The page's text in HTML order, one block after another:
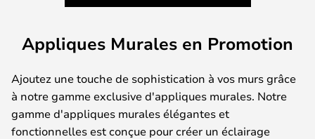
Appliques Murales en Promotion
Ajoutez une touche de sophistication à vos murs grâce
à notre gamme exclusive d'appliques murales. Notre
gamme d'appliques murales élégantes et
fonctionnelles est conçue pour créer un éclairage